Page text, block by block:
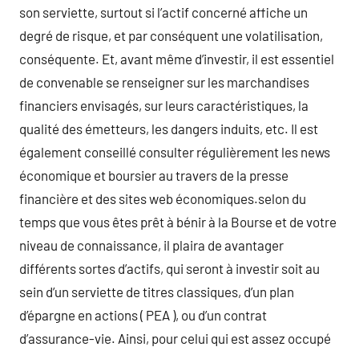
son serviette, surtout si l’actif concerné affiche un
degré de risque, et par conséquent une volatilisation,
conséquente. Et, avant même d’investir, il est essentiel
de convenable se renseigner sur les marchandises
financiers envisagés, sur leurs caractéristiques, la
qualité des émetteurs, les dangers induits, etc. Il est
également conseillé consulter régulièrement les news
économique et boursier au travers de la presse
financière et des sites web économiques.selon du
temps que vous êtes prêt à bénir à la Bourse et de votre
niveau de connaissance, il plaira de avantager
différents sortes d’actifs, qui seront à investir soit au
sein d’un serviette de titres classiques, d’un plan
d’épargne en actions ( PEA ), ou d’un contrat
d’assurance-vie. Ainsi, pour celui qui est assez occupé